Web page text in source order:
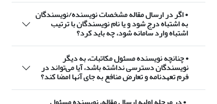
• اگر در ارسال مقاله مشخصات نویسنده/نویسندگان
به اشتباه درج شود و یا نام نویسندگان با ترتیب
اشتباه وارد سامانه شود، چه باید کرد؟
• چنانچه نویسنده مسئول مکاتبات، به دیگر
نویسندگان دسترسی نداشته باشد، آیا می‌تواند در
فرم تعهدنامه و تعارض منافع به جای آنها امضا کند؟